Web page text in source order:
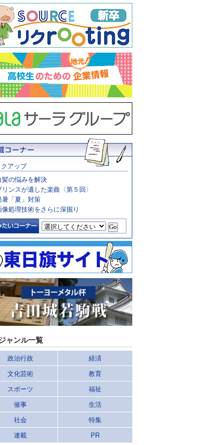
アップ
髪の悩みを解決
リンスが遺した楽曲〈第５回〉
暑「夏」対策
像処理技術をさらに深掘り
ャンル一覧
政治行政 経済
文化芸術 教育
スポーツ 福祉
催事 生活
社会 特集
連載 PR